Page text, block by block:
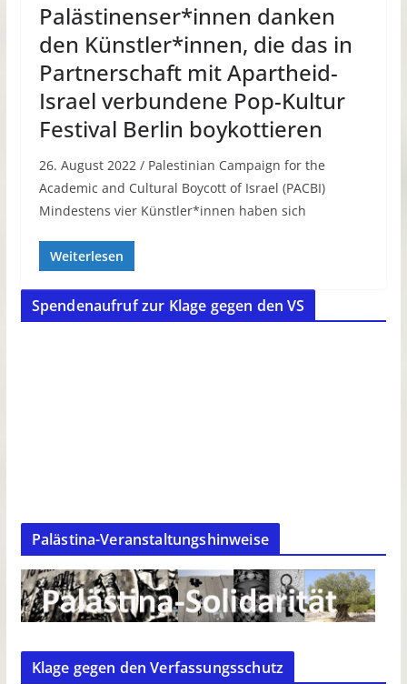
Palästinenser*innen danken
den Künstler*innen, die das in
Partnerschaft mit Apartheid-
Israel verbundene Pop-Kultur
Festival Berlin boykottieren
26. August 2022 / Palestinian Campaign for the
Academic and Cultural Boycott of Israel (PACBI)
Mindestens vier Künstler*innen haben sich
Weiterlesen
Spendenaufruf zur Klage gegen den VS
Palästina-Veranstaltungshinweise
Klage gegen den Verfassungsschutz